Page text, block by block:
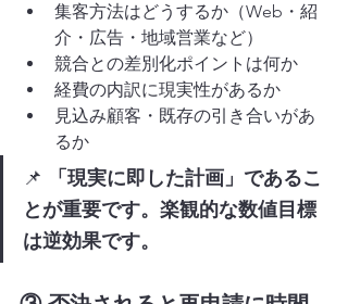
集客方法はどうするか（Web・紹
介・広告・地域営業など）
競合との差別化ポイントは何か
経費の内訳に現実性があるか
見込み顧客・既存の引き合いがあ
るか
📌
「現実に即した計画」であるこ
とが重要です。楽観的な数値目標
は逆効果です。